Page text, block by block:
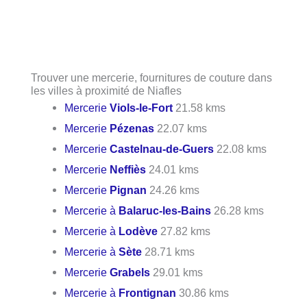
Trouver une mercerie, fournitures de couture dans
les villes à proximité de Niafles
MercerieViols-le-Fort 21.58 kms
Mercerie Pézenas 22.07 kms
MercerieCastelnau-de-Guers 22.08 kms
Mercerie Neffiès 24.01 kms
Mercerie Pignan 24.26 kms
Mercerie à Balaruc-les-Bains 26.28 kms
Mercerie à Lodève 27.82 kms
Mercerie àSète 28.71 kms
MercerieGrabels 29.01 kms
Mercerie à Frontignan 30.86 kms